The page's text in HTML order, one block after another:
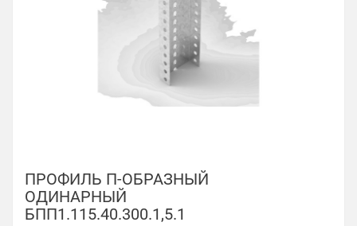
ПРОФИЛЬ П-ОБРАЗНЫЙ
ОДИНАРНЫЙ
БПП1.115.40.300.1,5.1